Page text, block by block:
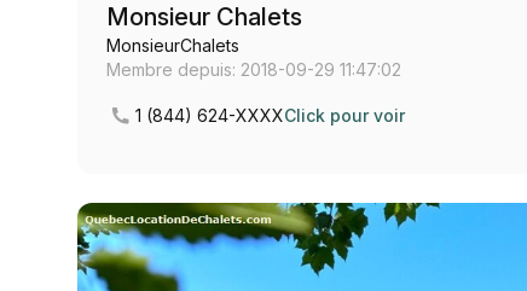
Monsieur Chalets
MonsieurChalets
Membre depuis: 2018-09-29 11:47:02
1 (844) 624-XXXXClick pour voir